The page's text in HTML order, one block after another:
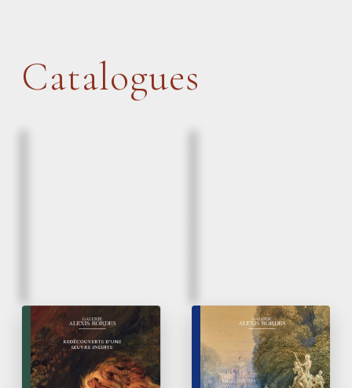
Catalogues
Mars 2026
Eugène Delacroix |
Le Lion au serpent
Mars 2026
Tableaux & Dessins
du XVI eau XXesiècle